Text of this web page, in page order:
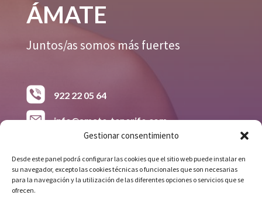
Gestionar consentimiento
Desde este panel podrá configurar las cookies que el sitio web puede instalar en
su navegador, excepto las cookies técnicas o funcionales que son necesarias
para la navegación y la utilización de las diferentes opciones o servicios que se
ofrecen.
ÁMATE
Juntos/as somos más fuertes
922 22 05 64
info@amate-tenerife.com
Avda. Príncipes de España. Grupo 148
Viviendas, Bloque C, Local 8